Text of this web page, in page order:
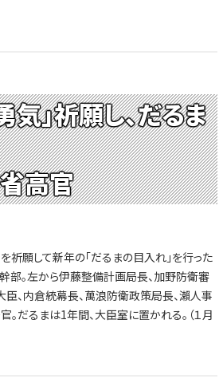
気」祈願し、だるま
高官
を祈願して新年の「だるまの目入れ」を行った
部。左から伊藤整備計画局長、加野防衛審
臣、内倉統幕長、萬浪防衛政策局長、瀨人事
だるまは1年間、大臣室に置かれる。（１月